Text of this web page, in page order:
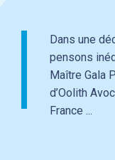
Dans une
pensons
Maître Gala
d’Oolith
France ...